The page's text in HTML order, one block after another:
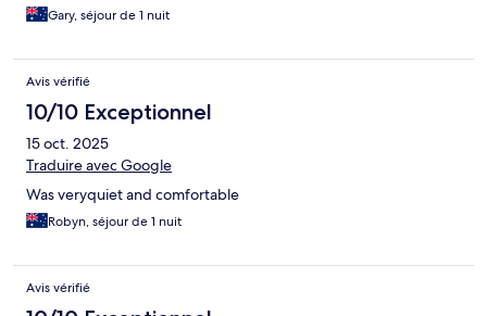
Gary, séjour de 1 nuit
Avis vérifié
10/10 Exceptionnel
15 oct. 2025
Traduire avec Google
Was veryquiet and comfortable
Robyn, séjour de 1 nuit
Avis vérifié